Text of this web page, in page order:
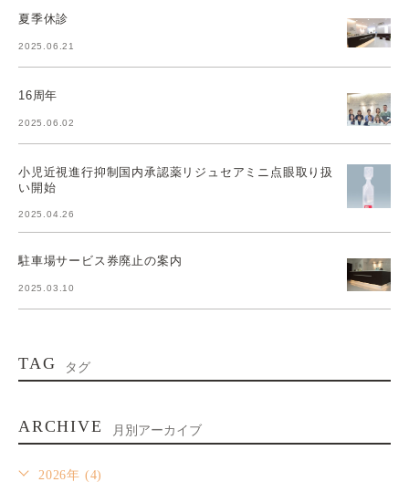
夏季休診
2025.06.21
16周年
2025.06.02
小児近視進行抑制国内承認薬リジュセアミニ点眼取り扱
い開始
2025.04.26
駐車場サービス券廃止の案内
2025.03.10
TAG タグ
ARCHIVE 月別アーカイブ
2026年 (4)